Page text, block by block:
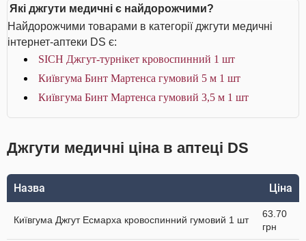
Які джгути медичні є найдорожчими?
Найдорожчими товарами в категорії джгути медичні
інтернет-аптеки DS є:
SICH Джгут-турнікет кровоспинний 1 шт
Київгума Бинт Мартенса гумовий 5 м 1 шт
Київгума Бинт Мартенса гумовий 3,5 м 1 шт
Джгути медичні ціна в аптеці DS
Назва Ціна
Київгума Джгут Есмарха кровоспинний гумовий 1 шт
63.70
грн